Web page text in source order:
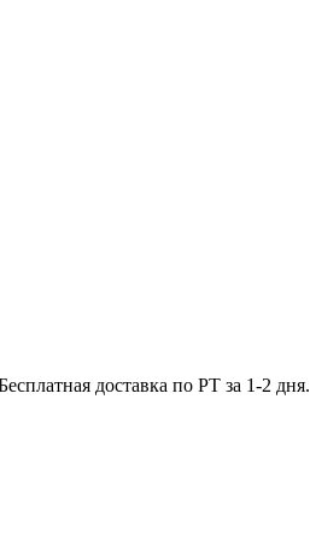
доставка по РТ за 1-2 дня.